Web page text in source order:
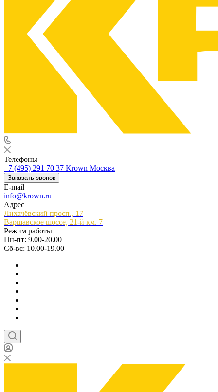
Телефоны
+7 (495) 291 70 37 Krown Москва
Заказать звонок
E-mail
info@krown.ru
Адрес
Лихачёвский просп., 17
Варшавское шоссе, 21-й км. 7
Режим работы
Пн-пт: 9.00-20.00
Сб-вс: 10.00-19.00